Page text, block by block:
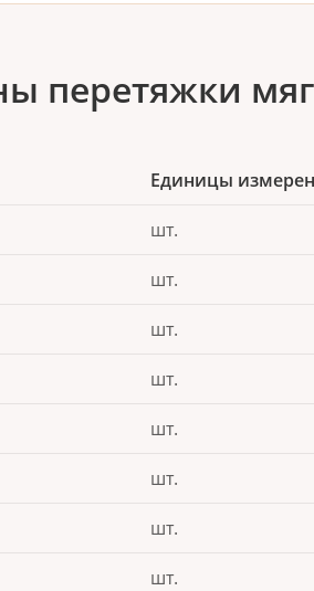
перетяжки
Единицы
шт.
шт.
шт.
шт.
шт.
шт.
шт.
шт.